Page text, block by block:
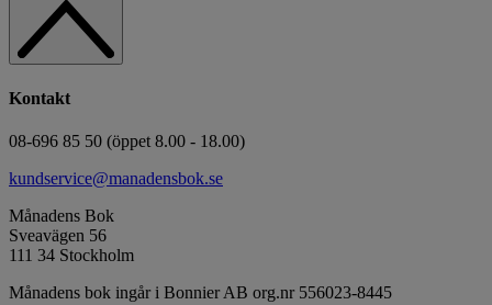
Kontakt
08-696 85 50 (öppet 8.00 - 18.00)
kundservice@manadensbok.se
Månadens Bok
Sveavägen 56
111 34 Stockholm
Månadens bok ingår i Bonnier AB org.nr 556023-8445